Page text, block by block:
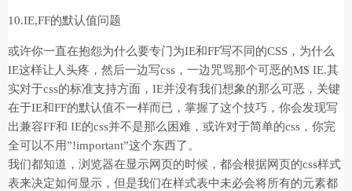
10.IE,FF的默认值问题
或许你一直在抱怨为什么要专门为IE和FF写不同的CSS，为什么
IE这样让人头疼，然后一边写css，一边咒骂那个可恶的M$ IE.其
实对于css的标准支持方面，IE并没有我们想象的那么可恶，关键
在于IE和FF的默认值不一样而已，掌握了这个技巧，你会发现写
出兼容FF和 IE的css并不是那么困难，或许对于简单的css，你完
全可以不用”!important”这个东西了。
我们都知道，浏览器在显示网页的时候，都会根据网页的css样式
表来决定如何显示，但是我们在样式表中未必会将所有的元素都